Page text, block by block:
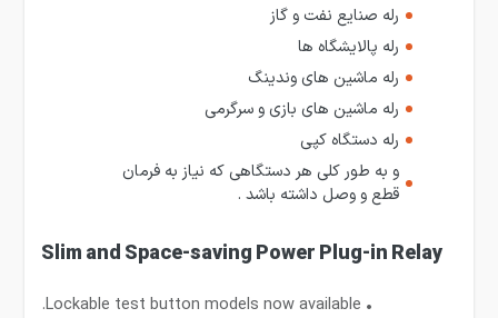
رله صنایع نفت و گاز
رله پالایشگاه ها
رله ماشین های وندینگ
رله ماشین های بازی و سرگرمی
رله دستگاه کپی
و به طور کلی هر دستگاهی که نیاز به فرمان
قطع و وصل داشته باشد .
Slim and Space-saving Power Plug-in Relay
• Lockable test button models now available.